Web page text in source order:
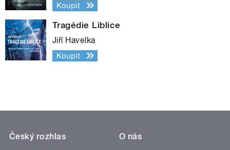
Koupit
Tragédie Liblice
Jiří Havelka
Koupit
Český rozhlas
O nás